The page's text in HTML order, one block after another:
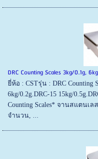
DRC Counting Scales 3kg/0.1g,
ยี่ห้อ : CSTรุ่น : DRC Counting
6kg/0.2g.DRC-15 15kg/
Counting Scales* จานสแตนเ
จำนวน, ...